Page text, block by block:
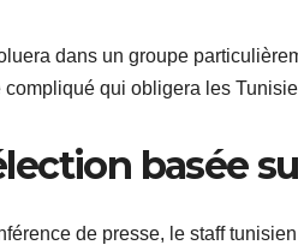
dans un groupe
compliqué qui obligera les
basée
de presse, le staff